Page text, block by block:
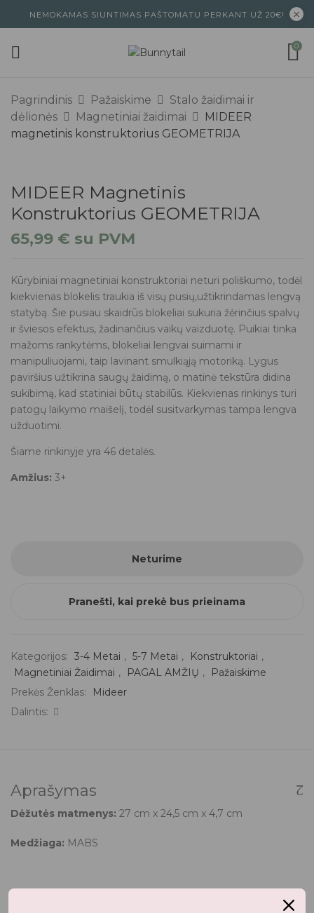
NEMOKAMAS SIUNTIMAS PAŠTOMATU PERKANT UŽ 20€!
0
Pagrindinis Pažaiskime
Stalo žaidimai ir
dėlionės
Magnetiniai žaidimai
MIDEER
magnetinis konstruktorius GEOMETRIJA
MIDEER Magnetinis
Konstruktorius GEOMETRIJA
65,99 € su PVM
Kūrybiniai magnetiniai konstruktoriai neturi poliškumo, todėl
kiekvienas blokelis traukia iš visų pusių,užtikrindamas lengvą
statybą. Šie pusiau skaidrūs blokeliai sukuria žėrinčius spalvų
ir šviesos efektus, žadinančius vaikų vaizduotę. Puikiai tinka
mažoms rankytėms, blokeliai lengvai suimami ir
manipuliuojami, taip lavinant smulkiąją motoriką. Lygus
paviršius užtikrina saugų žaidimą, o matinė tekstūra didina
sukibimą, kad statiniai būtų stabilūs. Kiekvienas rinkinys turi
patogų laikymo maišelį, todėl susitvarkymas tampa lengva
užduotimi.
Šiame rinkinyje yra 46 detalės.
Amžius: 3+
Neturime
Pranešti, kai prekė bus prieinama
Kategorijos: 3-4 Metai , 5-7 Metai , Konstruktoriai ,
Magnetiniai Žaidimai , PAGAL AMŽIŲ ,
Pažaiskime
Prekės Ženklas:
Mideer
Dalintis:
Aprašymas
Dėžutės matmenys: 27 cm x 24,5 cm x 4,7 cm
Medžiaga: MABS